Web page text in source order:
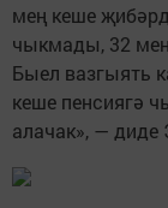
мең кеше
чыкмады, 32
Быел вазгыять
кеше пенсиягә
алачак», —